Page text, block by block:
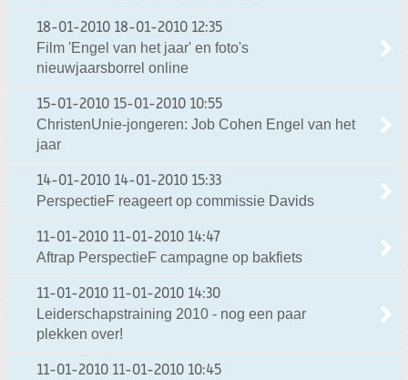
18-01-2010 18-01-2010 12:35
Film 'Engel van het jaar' en foto's
nieuwjaarsborrel online
15-01-2010 15-01-2010 10:55
ChristenUnie-jongeren: Job Cohen Engel van het
jaar
14-01-2010 14-01-2010 15:33
PerspectieF reageert op commissie Davids
11-01-2010 11-01-2010 14:47
Aftrap PerspectieF campagne op bakfiets
11-01-2010 11-01-2010 14:30
Leiderschapstraining 2010 - nog een paar
plekken over!
11-01-2010 11-01-2010 10:45